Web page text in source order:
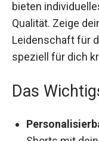
Qualität. Zeige
Leidenschaft für
speziell für dich
Das
deine Shorts